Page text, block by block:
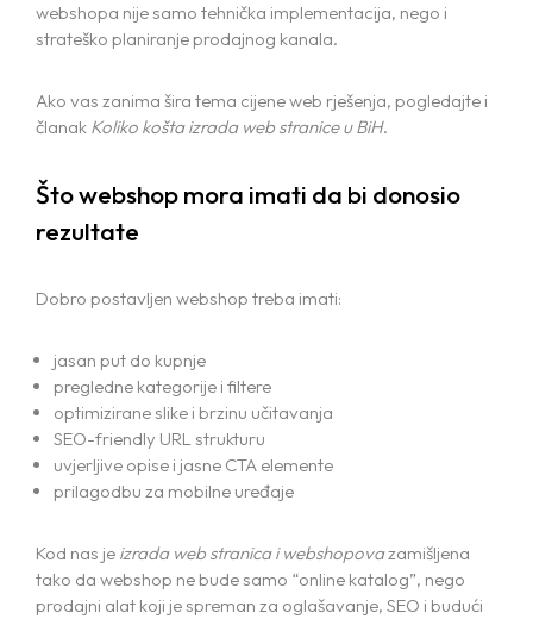
webshopa nije samo tehnička implementacija, nego i
strateško planiranje prodajnog kanala.
Ako vas zanima šira tema cijene web rješenja, pogledajte i
članak Koliko košta izrada web stranice u BiH.
Što webshop mora imati da bi donosio
rezultate
Dobro postavljen webshop treba imati:
jasan put do kupnje
pregledne kategorije i filtere
optimizirane slike i brzinu učitavanja
SEO-friendly URL strukturu
uvjerljive opise i jasne CTA elemente
prilagodbu za mobilne uređaje
Kod nas je izrada web stranica i webshopovazamišljena
tako da webshop ne bude samo “online katalog”, nego
prodajni alat koji je spreman za oglašavanje, SEO i budući